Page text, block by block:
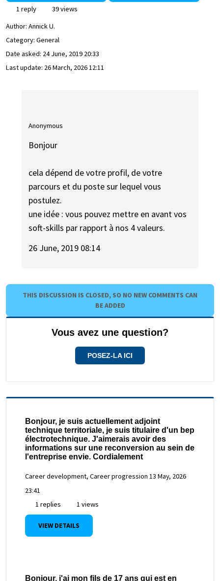
1 reply
39 views
Author: Annick U.
Category: General
Date asked: 24 June, 2019 20:33
Last update: 26 March, 2026 12:11
Anonymous
Bonjour
cela dépend de votre profil, de votre
parcours et du poste sur lequel vous
postulez.
une idée : vous pouvez mettre en avant vos
soft-skills par rapport à nos 4 valeurs.
26 June, 2019 08:14
THIS DISCUSSION IS CLOSED, SO NO NEW COMMENTS CAN
BE ADDED
Vous avez une question?
POSEZ-LA ICI
Bonjour, je suis actuellement adjoint
technique territoriale, je suis titulaire d'un bep
électrotechnique. J'aimerais avoir des
informations sur une reconversion au sein de
l'entreprise envie. Cordialement
Career development, Career progression 13 May, 2026
23:41
1 replies
1 views
VIEW DETAILS
Bonjour, j'ai mon fils de 17 ans qui est en